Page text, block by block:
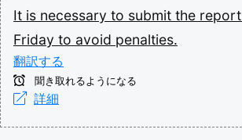
It is necessary to submit the report
Friday to avoid penalties.
翻訳する
聞き取れるようになる
詳細